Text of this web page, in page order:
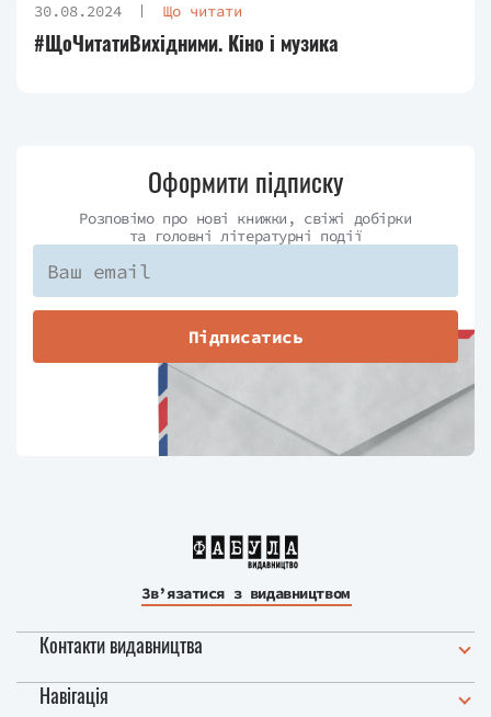
30.08.2024 Що читати
#ЩоЧитатиВихідними. Кіно і музика
Оформити підписку
Розповімо про нові книжки, свіжі добірки
та головні літературні події
Підписатись
Зв’язатися з видавництвом
Контакти видавництва
Навігація